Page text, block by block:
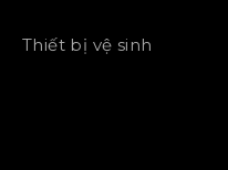
Thiết bị vệ sinh